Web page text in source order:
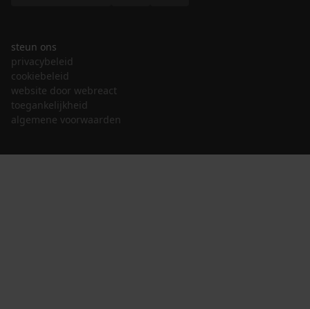
steun ons
privacybeleid
cookiebeleid
website door webreact
toegankelijkheid
algemene voorwaarden